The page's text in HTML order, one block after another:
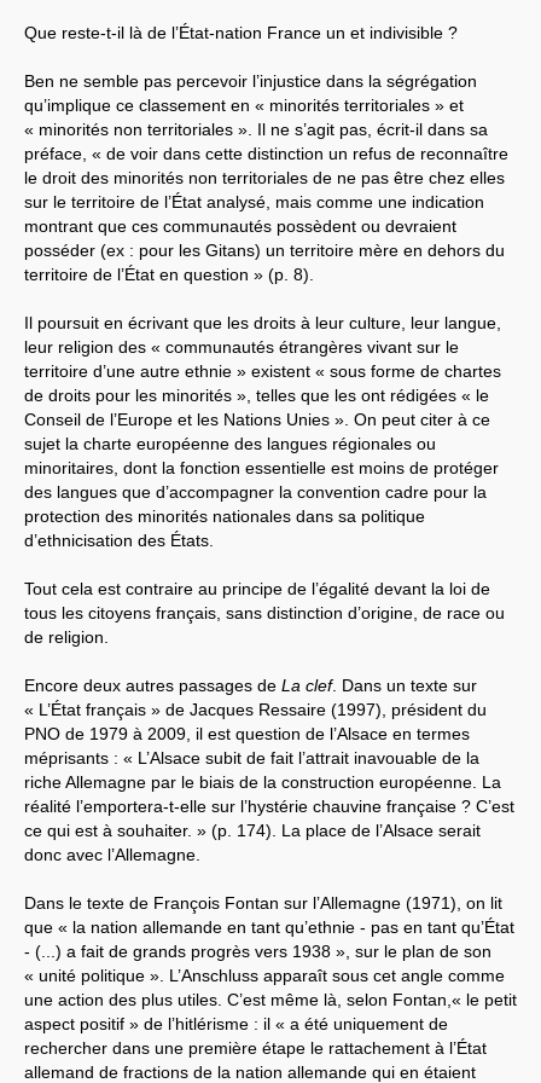
Que reste-t-il là de l’État-nation France un et indivisible ?
Ben ne semble pas percevoir l’injustice dans la ségrégation
qu’implique ce classement en « minorités territoriales » et
« minorités non territoriales ». Il ne s’agit pas, écrit-il dans sa
préface, « de voir dans cette distinction un refus de reconnaître
le droit des minorités non territoriales de ne pas être chez elles
sur le territoire de l’État analysé, mais comme une indication
montrant que ces communautés possèdent ou devraient
posséder (ex : pour les Gitans) un territoire mère en dehors du
territoire de l’État en question » (p. 8).
Il poursuit en écrivant que les droits à leur culture, leur langue,
leur religion des « communautés étrangères vivant sur le
territoire d’une autre ethnie » existent « sous forme de chartes
de droits pour les minorités », telles que les ont rédigées « le
Conseil de l’Europe et les Nations Unies ». On peut citer à ce
sujet la charte européenne des langues régionales ou
minoritaires, dont la fonction essentielle est moins de protéger
des langues que d’accompagner la convention cadre pour la
protection des minorités nationales dans sa politique
d’ethnicisation des États.
Tout cela est contraire au principe de l’égalité devant la loi de
tous les citoyens français, sans distinction d’origine, de race ou
de religion.
Encore deux autres passages de La clef. Dans un texte sur
« L’État français » de Jacques Ressaire (1997), président du
PNO de 1979 à 2009, il est question de l’Alsace en termes
méprisants : « L’Alsace subit de fait l’attrait inavouable de la
riche Allemagne par le biais de la construction européenne. La
réalité l’emportera-t-elle sur l’hystérie chauvine française ? C’est
ce qui est à souhaiter. » (p. 174). La place de l’Alsace serait
donc avec l’Allemagne.
Dans le texte de François Fontan sur l’Allemagne (1971), on lit
que « la nation allemande en tant qu’ethnie - pas en tant qu’État
- (...) a fait de grands progrès vers 1938 », sur le plan de son
« unité politique ». L’Anschluss apparaît sous cet angle comme
une action des plus utiles. C’est même là, selon Fontan,« le petit
aspect positif » de l’hitlérisme : il « a été uniquement de
rechercher dans une première étape le rattachement à l’État
allemand de fractions de la nation allemande qui en étaient